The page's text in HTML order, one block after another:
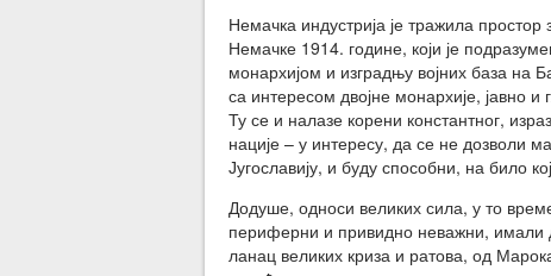
Немачка индустрија је тражила
Немачке 1914. године, који је
монархијом и изградњу војних база на
са интересом двојне монархије, јавно и
Ту се и налазе корени константног,
нације – у интересу, да се не дозволи
Југославију, и буду способни, на било
Додуше, односи великих сила, у то
периферни и привидно неважни, имали
ланац великих криза и ратова, од